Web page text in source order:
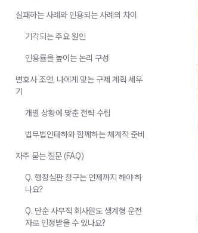
실패하는 사례와 인용되는 사례의 차이
기각되는 주요 원인
인용률을 높이는 논리 구성
변호사 조언, 나에게 맞는 구제 계획 세우
기
개별 상황에 맞춘 전략 수립
법무법인태하와 함께하는 체계적 준비
자주 묻는 질문 (FAQ)
Q. 행정심판 청구는 언제까지 해야 하
나요?
Q. 단순 사무직 회사원도 생계형 운전
자로 인정받을 수 있나요?